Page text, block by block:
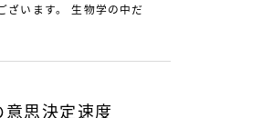
ざいます。 生物学の中だ
思決定速度